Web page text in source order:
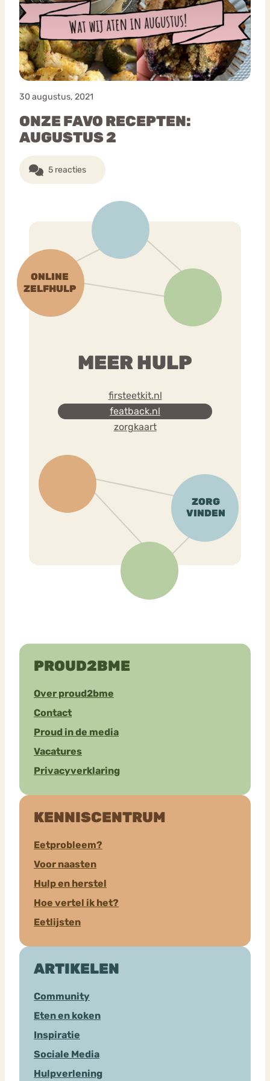
30 augustus, 2021
ONZE FAVO RECEPTEN:
AUGUSTUS 2
5 reacties
MEER HULP
firsteetkit.nl
featback.nl
zorgkaart
PROUD2BME
Over proud2bme
Contact
Proud in de media
Vacatures
Privacyverklaring
KENNISCENTRUM
Eetprobleem?
Voor naasten
Hulp en herstel
Hoe vertel ik het?
Eetlijsten
ARTIKELEN
Community
Eten en koken
Inspiratie
Sociale Media
Hulpverlening
Chat
Forum
Bouli
mia
Nerv
osa
Eetstoornis Anorexia Nervosa
Eetbuien
Orthorexia
Afvallen Angst